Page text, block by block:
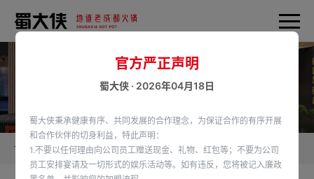
首页 加盟蜀大侠 供应链产品
官方严正声明
蜀大侠 · 2026年04月18日
蜀大侠秉承健康有序、共同发展的合作理念，为保证合作的有序开展
和合作伙伴的切身利益，特此声明：
1.不要以任何理由向公司员工赠送现金、礼物、红包等；不要为公司
员工安排宴请及一切形式的娱乐活动等。如有违反，您将被记入廉政